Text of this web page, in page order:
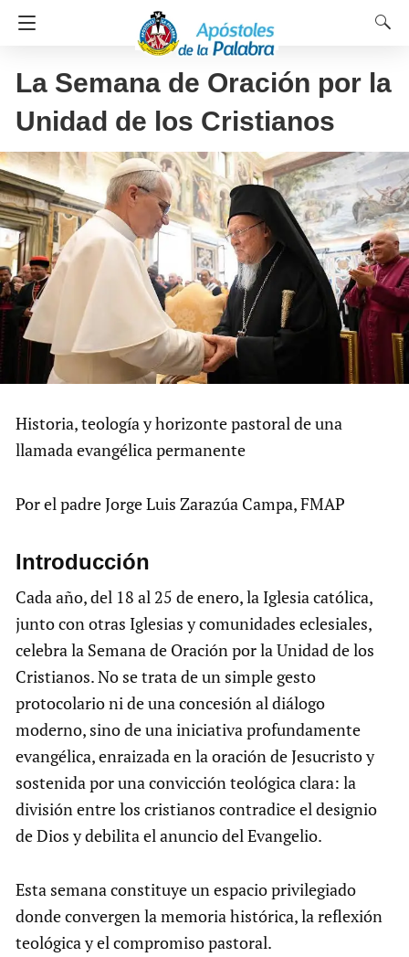
La Semana de Oración por la
Unidad de los Cristianos
Historia, teología y horizonte pastoral de una
llamada evangélica permanente
Por el padre Jorge Luis Zarazúa Campa, FMAP
Introducción
Cada año, del 18 al 25 de enero, la Iglesia católica,
junto con otras Iglesias y comunidades eclesiales,
celebra la Semana de Oración por la Unidad de los
Cristianos. No se trata de un simple gesto
protocolario ni de una concesión al diálogo
moderno, sino de una iniciativa profundamente
evangélica, enraizada en la oración de Jesucristo y
sostenida por una convicción teológica clara: la
división entre los cristianos contradice el designio
de Dios y debilita el anuncio del Evangelio.
Esta semana constituye un espacio privilegiado
donde convergen la memoria histórica, la reflexión
teológica y el compromiso pastoral.